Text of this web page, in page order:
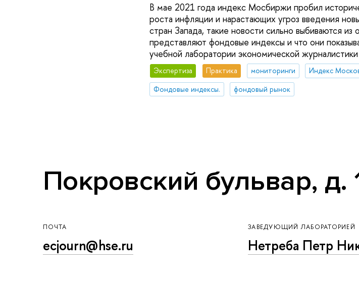
В мае 2021 года индекс Мосбиржи пробил
роста инфляции и нарастающих угроз введения
стран Запада, такие новости сильно выбиваются
представляют фондовые индексы и что они
учебной лаборатории экономической
Экспертиза Практика мониторинги
Индекс
Фондовые индексы.
фондовый рынок
Покровский бульвар, д.
ПОЧТА
ecjourn@hse.ru
ЗАВЕДУЮЩИЙ ЛАБОРАТОРИЕЙ
Нетреба Петр